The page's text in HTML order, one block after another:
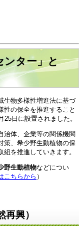
ンター」と
生物多様性増進法に基づ
の保全を推進すること
日に設置されました。
体、企業等の関係機関
策、希少野生動植物の保
を推進していきます。
野生動植物などについ
こちらから ）
興）